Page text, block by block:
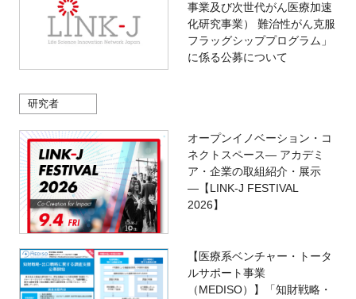
事業及び次世代がん医療加速
化研究事業） 難治性がん克服
フラッグシッププログラム」
に係る公募について
研究者
オープンイノベーション・コ
ネクトスペース― アカデミ
ア・企業の取組紹介・展示
―【LINK-J FESTIVAL
2026】
【医療系ベンチャー・トータ
ルサポート事業
（MEDISO）】「知財戦略・